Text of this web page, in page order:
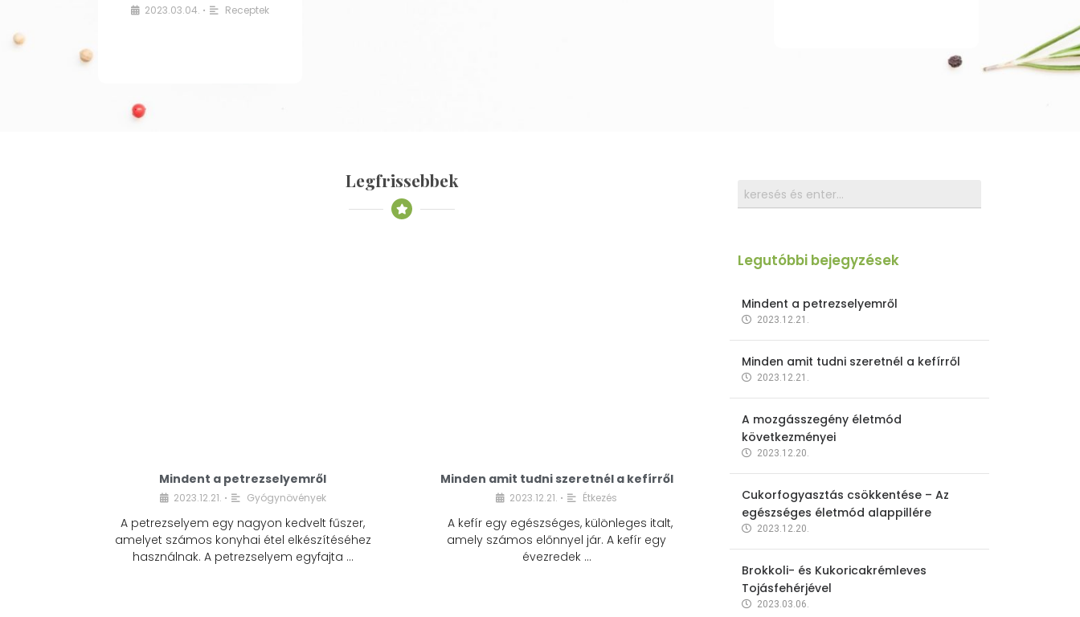
2023.03.04. • Receptek
Legfrissebbek
Mindent a petrezselyemről
2023.12.21. • Gyógynövények
A petrezselyem egy nagyon kedvelt fűszer,
amelyet számos konyhai étel elkészítéséhez
használnak. A petrezselyem egyfajta …
Minden amit tudni szeretnél a kefírről
2023.12.21. • Étkezés
A kefír egy egészséges, különleges italt,
amely számos előnnyel jár. A kefír egy
évezredek …
Legutóbbi bejegyzések
Mindent a petrezselyemről
2023.12.21.
Minden amit tudni szeretnél a kefírről
2023.12.21.
A mozgásszegény életmód
következményei
2023.12.20.
Cukorfogyasztás csökkentése – Az
egészséges életmód alappillére
2023.12.20.
Brokkoli- és Kukoricakrémleves
Tojásfehérjével
2023.03.06.